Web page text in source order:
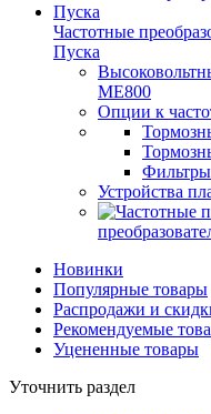
Частотные
Пуска
ME800
Опции к
Фильтры
Устройства
Новинки
Популярные товары
Распродажи и
Рекомендуемые
Уцененные товары
Уточнить раздел